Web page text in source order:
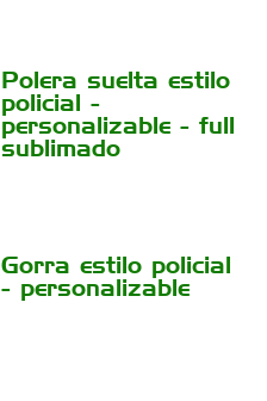
Polera suelta estilo
policial -
personalizable - full
sublimado
Gorra estilo policial
- personalizable